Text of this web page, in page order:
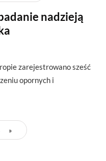
nadzieją
zarejestrowano sześć
opornych i
»